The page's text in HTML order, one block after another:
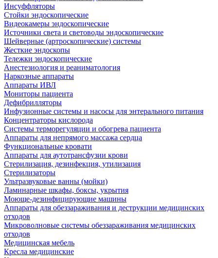
Инсуффляторы
Стойки эндоскопические
Видеокамеры эндоскопические
Источники света и световоды эндоскопические
Шейверные (артроскопические) системы
Жесткие эндоскопы
Тележки эндоскопические
Анестезиология и реаниматология
Наркозные аппараты
Аппараты ИВЛ
Мониторы пациента
Дефибрилляторы
Инфузионные системы и насосы для энтерального питания
Концентраторы кислорода
Системы терморегуляции и обогрева пациента
Аппараты для непрямого массажа сердца
Функциональные кровати
Аппараты для аутотрансфузии крови
Стерилизация, дезинфекция, утилизация
Стерилизаторы
Ультразвуковые ванны (мойки)
Ламинарные шкафы, боксы, укрытия
Моюще-дезинфицирующие машины
Аппараты для обеззараживания и деструкции медицинских
отходов
Микроволновые системы обеззараживания медицинских
отходов
Медицинская мебель
Кресла медицинские